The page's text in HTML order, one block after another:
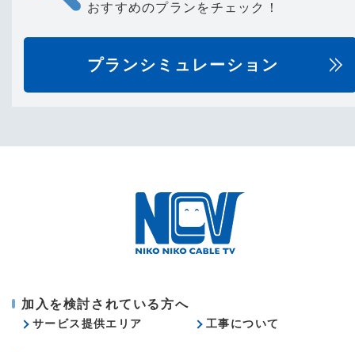
おすすめのプランをチェック！
プランシミュレーション
加入を検討されている方へ
サービス提供エリア 工事について